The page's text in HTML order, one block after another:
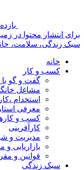
برای انتشار محتوا در
سبک زندگی، سلامت،
خانه
کسب و کار
گفت و گو با
مشاغل
استخدام
معرفی
کسب و
کارآفرینی
مدیریت و
بازاریابی و
قوانین و
سبک زندگی